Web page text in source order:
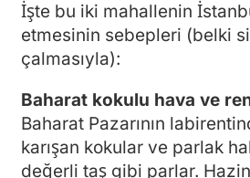
İşte bu iki mahallenin
etmesinin sebepleri (belki
çalmasıyla):
Baharat kokulu hava ve
Baharat Pazarının
karışan kokular ve parlak
değerli taş gibi parlar.